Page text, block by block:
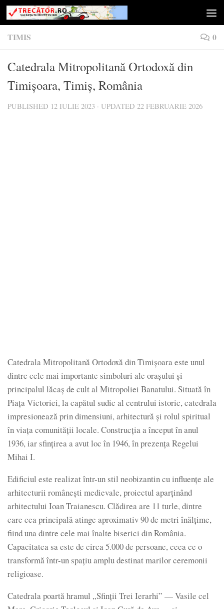
Skip to content
TIMIS 0
Catedrala Mitropolitană Ortodoxă din
Timișoara, Timiș, România
PUBLISHED 12 IULIE 2023 · UPDATED 22 FEBRUARIE 2026
Catedrala Mitropolitană Ortodoxă din Timișoara este unul
dintre cele mai importante simboluri ale orașului și
principalul lăcaș de cult al Mitropoliei Banatului. Situată în
Piața Victoriei, la capătul sudic al centrului istoric, catedrala
impresionează prin dimensiuni, arhitectură și rolul spiritual
în viața comunității locale. Construcția a început în anul
1936, iar sfințirea a avut loc în 1946, în prezența Regelui
Mihai I.
Edificiul este realizat într-un stil neobizantin cu influențe ale
arhitecturii românești medievale, proiectul aparținând
arhitectului Ioan Traianescu. Clădirea are 11 turle, dintre
care cea principală atinge aproximativ 90 de metri înălțime,
fiind una dintre cele mai înalte biserici din România.
Capacitatea sa este de circa 5.000 de persoane, ceea ce o
transformă într-un spațiu amplu destinat marilor ceremonii
religioase.
Catedrala poartă hramul „Sfinții Trei Ierarhi” — Vasile cel